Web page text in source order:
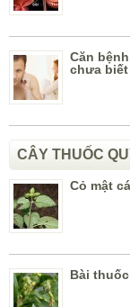
Căn
chưa biết
CÂY THUỐC
Cỏ mật
Bài